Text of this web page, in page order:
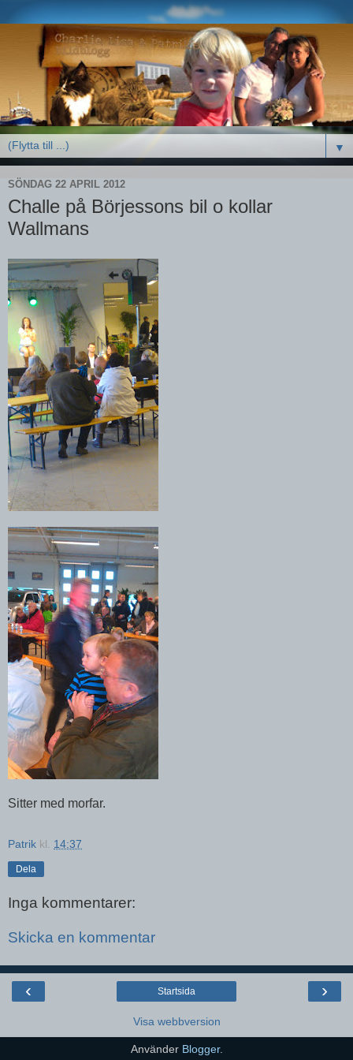
▼
SÖNDAG 22 APRIL 2012
Challe på Börjessons bil o kollar
Wallmans
Sitter med morfar.
Patrik kl. 14:37
Dela
Inga kommentarer:
Skicka en kommentar
‹ ›
Startsida
Visa webbversion
Använder Blogger.